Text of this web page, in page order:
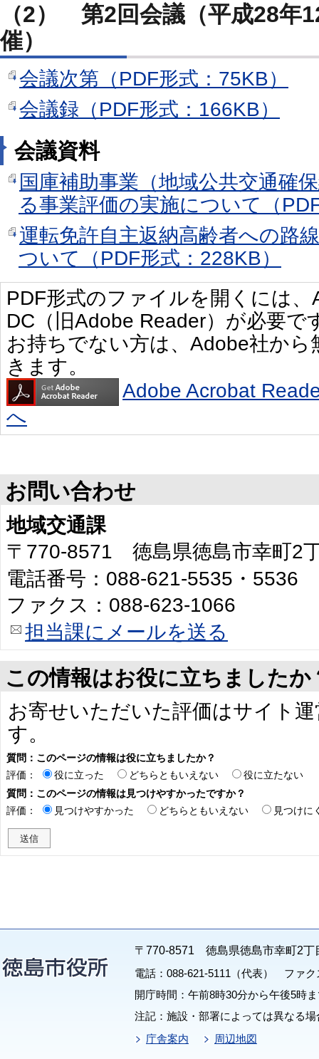
（2） 第2回会議（平成28年
催）
会議次第（PDF形式：75KB）
会議録（PDF形式：166KB）
会議資料
国庫補助事業（地域公共交通確
る事業評価の実施について（
運転免許自主返納高齢者への路
ついて（PDF形式：228KB）
PDF形式のファイルを開くには
DC（旧Adobe Reader）が必要で
お持ちでない方は、Adobe社か
きます。
Adobe Acrobat
へ
お問い合わせ
地域交通課
〒770-8571 徳島県徳島市幸町2
電話番号：088-621-5535・5536
ファクス：088-623-1066
担当課にメールを送る
この情報はお役に立ちましたか
お寄せいただいた評価はサイト
す。
質問：このページの情報は役に立ちましたか？
評価：
役に立った どちらともいえない
役に立たない
質問：このページの情報は見つけやすかったですか？
評価：
見つけやすかった どちらともいえない 見つけに
〒770-8571 徳島県徳島市幸町2丁
電話：088-621-5111（代表） ファク
開庁時間：午前8時30分から午後5時
注記：施設・部署によっては異なる
庁舎案内
周辺地図